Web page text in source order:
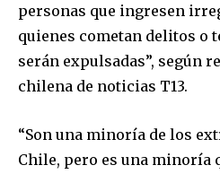
personas que ingresen
quienes cometan delitos o
serán expulsadas”, según
chilena de noticias T13.
“Son una minoría de los
Chile, pero es una minoría